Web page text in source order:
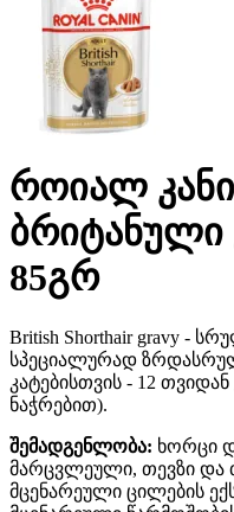
როიალ
85გრ
British Shorthair gravy -
სპეციალურად
კატებისთვის - 12
ნაჭრებით).
შემადგენლობა: ხორცი
მარცვლეული, თევზი და
მცენარეული ცილების